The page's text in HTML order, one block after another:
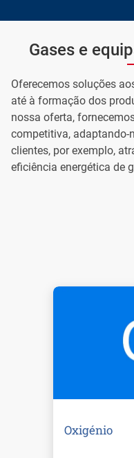
Gases e
Oferecemos soluções
até à formação dos
nossa oferta,
competitiva, adaptando-
clientes, por exemplo,
eficiência energética de
Oxigénio